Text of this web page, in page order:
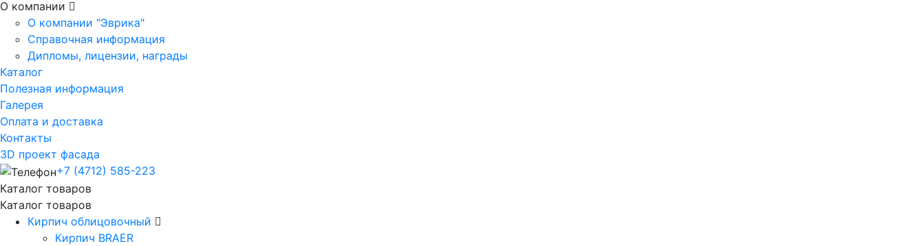
О компании
О компании "Эврика"
Справочная информация
Дипломы, лицензии, награды
Каталог
Полезная информация
Галерея
Оплата и доставка
Контакты
3D проект фасада
+7 (4712) 585-223
Каталог товаров
Каталог товаров
Кирпич облицовочный
Кирпич BRAER